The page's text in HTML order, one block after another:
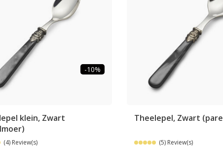
-10%
klein, Zwart
(4) Review(s)
Theelepel, Zwart
(5) Review(s)